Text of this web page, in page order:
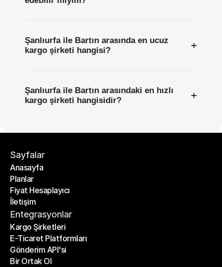
Şanlıurfa ile Bartın arasında en ucuz
kargo şirketi hangisi?
+
Şanlıurfa ile Bartın arasındaki en hızlı
kargo şirketi hangisidir?
+
Sayfalar
Anasayfa
Anasayfa
Planlar
Planlar
Fiyat Hesaplayıcı
Fiyat Hesaplayıcı
İletişim
İletişim
Entegrasyonlar
Kargo Şirketleri
Kargo Şirketleri
E-Ticaret Platformları
E-Ticaret Platformları
Gönderim API'si
Gönderim API'si
Bir Ortak Ol